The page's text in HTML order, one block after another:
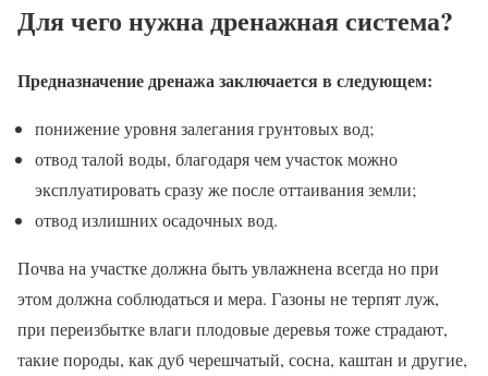
Для чего нужна дренажная система?
Предназначение дренажа заключается в следующем:
понижение уровня залегания грунтовых вод;
отвод талой воды, благодаря чем участок можно
эксплуатировать сразу же после оттаивания земли;
отвод излишних осадочных вод.
Почва на участке должна быть увлажнена всегда но при
этом должна соблюдаться и мера. Газоны не терпят луж,
при переизбытке влаги плодовые деревья тоже страдают,
такие породы, как дуб черешчатый, сосна, каштан и другие,